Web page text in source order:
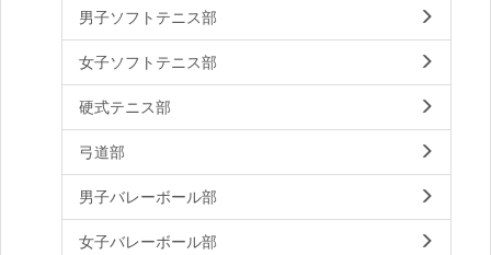
男子ソフトテニス部
女子ソフトテニス部
硬式テニス部
弓道部
男子バレーボール部
女子バレーボール部